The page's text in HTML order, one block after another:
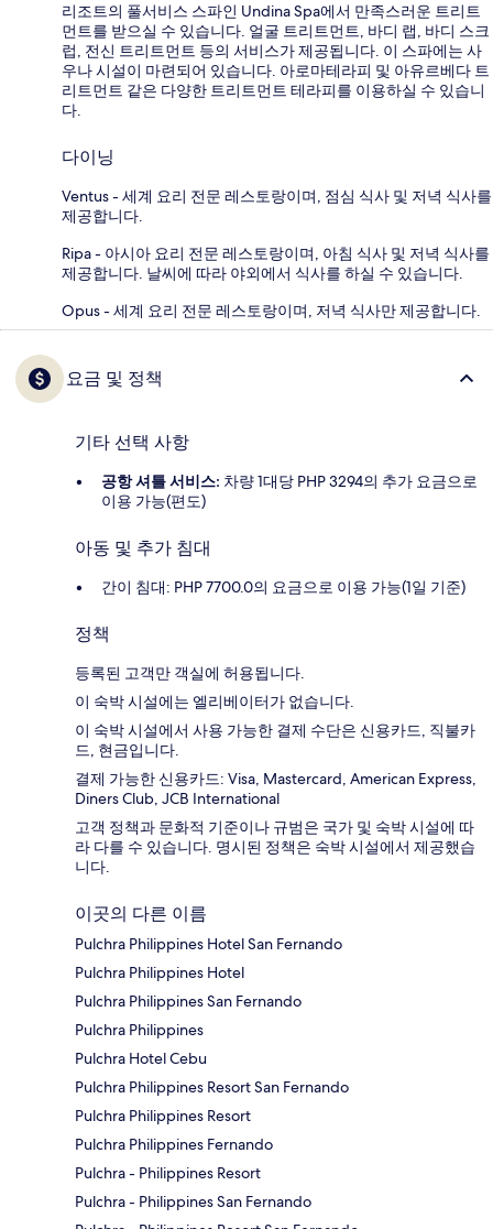
리조트의 풀서비스 스파인 Undina Spa에서 만족스러운 트리트
먼트를 받으실 수 있습니다. 얼굴 트리트먼트, 바디 랩, 바디 스크
럽, 전신 트리트먼트 등의 서비스가 제공됩니다. 이 스파에는 사
우나 시설이 마련되어 있습니다. 아로마테라피 및 아유르베다 트
리트먼트 같은 다양한 트리트먼트 테라피를 이용하실 수 있습니
다.
다이닝
Ventus - 세계 요리 전문 레스토랑이며, 점심 식사 및 저녁 식사를
제공합니다.
Ripa - 아시아 요리 전문 레스토랑이며, 아침 식사 및 저녁 식사를
제공합니다. 날씨에 따라 야외에서 식사를 하실 수 있습니다.
Opus - 세계 요리 전문 레스토랑이며, 저녁 식사만 제공합니다.
요금 및 정책
기타 선택 사항
공항 셔틀 서비스: 차량 1대당 PHP 3294의 추가 요금으로
이용 가능(편도)
아동 및 추가 침대
간이 침대: PHP 7700.0의 요금으로 이용 가능(1일 기준)
정책
등록된 고객만 객실에 허용됩니다.
이 숙박 시설에는 엘리베이터가 없습니다.
이 숙박 시설에서 사용 가능한 결제 수단은 신용카드, 직불카
드, 현금입니다.
결제 가능한 신용카드: Visa, Mastercard, American Express,
Diners Club, JCB International
고객 정책과 문화적 기준이나 규범은 국가 및 숙박 시설에 따
라 다를 수 있습니다. 명시된 정책은 숙박 시설에서 제공했습
니다.
이곳의 다른 이름
Pulchra Philippines Hotel San Fernando
Pulchra Philippines Hotel
Pulchra Philippines San Fernando
Pulchra Philippines
Pulchra Hotel Cebu
Pulchra Philippines Resort San Fernando
Pulchra Philippines Resort
Pulchra Philippines Fernando
Pulchra - Philippines Resort
Pulchra - Philippines San Fernando